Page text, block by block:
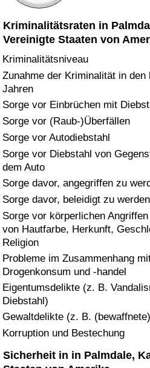
Kriminalitätsraten in
Vereinigte Staaten von
Kriminalitätsniveau
Zunahme der Kriminalität in den
Jahren
Sorge vor Einbrüchen mit
Sorge vor (Raub-)Überfällen
Sorge vor Autodiebstahl
Sorge vor Diebstahl von
dem Auto
Sorge davor, angegriffen zu
Sorge davor, beleidigt zu werden
Sorge vor körperlichen
von Hautfarbe, Herkunft,
Religion
Probleme im Zusammenhang
Drogenkonsum und -handel
Eigentumsdelikte (z. B.
Diebstahl)
Gewaltdelikte (z. B.
Korruption und Bestechung
Sicherheit in in Palmdale,
Kriminalitäts-Index (aktuell)
Kriminalitäts-Index
Kriminalitätsindex nach Land
Gesundheitsversorgung
Gesundheitsversorgungs-
Gesundheitsversorgungs-
Gesundheitsversorgungs-
Umweltverschmutzung
Umweltverschmutzungs-Index
Verschmutzungsindex
Umweltverschmutzungs-Index
Verkehr